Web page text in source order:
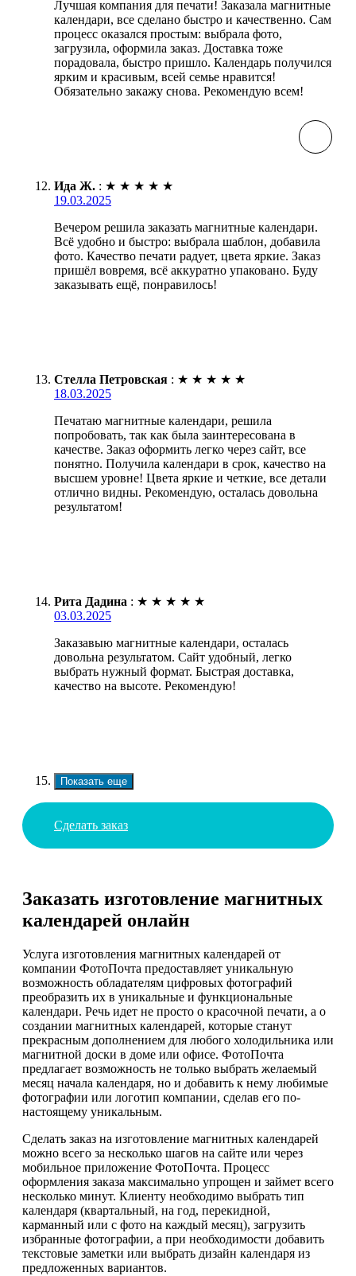
Лучшая компания для печати! Заказала магнитные
календари, все сделано быстро и качественно. Сам
процесс оказался простым: выбрала фото,
загрузила, оформила заказ. Доставка тоже
порадовала, быстро пришло. Календарь получился
ярким и красивым, всей семье нравится!
Обязательно закажу снова. Рекомендую всем!
Ида Ж. : ★ ★ ★ ★ ★
19.03.2025
Вечером решила заказать магнитные календари.
Всё удобно и быстро: выбрала шаблон, добавила
фото. Качество печати радует, цвета яркие. Заказ
пришёл вовремя, всё аккуратно упаковано. Буду
заказывать ещё, понравилось!
Стелла Петровская : ★ ★ ★ ★ ★
18.03.2025
Печатаю магнитные календари, решила
попробовать, так как была заинтересована в
качестве. Заказ оформить легко через сайт, все
понятно. Получила календари в срок, качество на
высшем уровне! Цвета яркие и четкие, все детали
отлично видны. Рекомендую, осталась довольна
результатом!
Рита Дадина : ★ ★ ★ ★ ★
03.03.2025
Заказавыю магнитные календари, осталась
довольна результатом. Сайт удобный, легко
выбрать нужный формат. Быстрая доставка,
качество на высоте. Рекомендую!
Показать еще
Сделать заказ
Заказать изготовление магнитных
календарей онлайн
Услуга изготовления магнитных календарей от
компании ФотоПочта предоставляет уникальную
возможность обладателям цифровых фотографий
преобразить их в уникальные и функциональные
календари. Речь идет не просто о красочной печати, а о
создании магнитных календарей, которые станут
прекрасным дополнением для любого холодильника или
магнитной доски в доме или офисе. ФотоПочта
предлагает возможность не только выбрать желаемый
месяц начала календаря, но и добавить к нему любимые
фотографии или логотип компании, сделав его по-
настоящему уникальным.
Сделать заказ на изготовление магнитных календарей
можно всего за несколько шагов на сайте или через
мобильное приложение ФотоПочта. Процесс
оформления заказа максимально упрощен и займет всего
несколько минут. Клиенту необходимо выбрать тип
календаря (квартальный, на год, перекидной,
карманный или с фото на каждый месяц), загрузить
избранные фотографии, а при необходимости добавить
текстовые заметки или выбрать дизайн календаря из
предложенных вариантов.